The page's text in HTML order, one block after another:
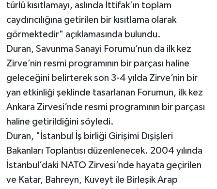
türlü kısıtlamayı, aslında İttifak’ın toplam
caydırıcılığına getirilen bir kısıtlama olarak
görmektedir" açıklamasında bulundu.
Duran, Savunma Sanayi Forumu’nun da ilk kez
Zirve’nin resmi programının bir parçası haline
geleceğini belirterek son 3-4 yılda Zirve’nin bir
yan etkinliği şeklinde tasarlanan Forumun, ilk kez
Ankara Zirvesi’nde resmi programının bir parçası
haline getirildiğini söyledi.
Duran, "İstanbul İş birliği Girişimi Dışişleri
Bakanları Toplantısı düzenlenecek. 2004 yılında
İstanbul’daki NATO Zirvesi’nde hayata geçirilen
ve Katar, Bahreyn, Kuveyt ile Birleşik Arap